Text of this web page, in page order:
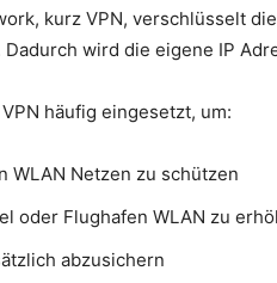
kurz VPN, verschlüsselt
wird die eigene IP
häufig eingesetzt, um:
WLAN Netzen zu schützen
oder Flughafen WLAN zu
abzusichern